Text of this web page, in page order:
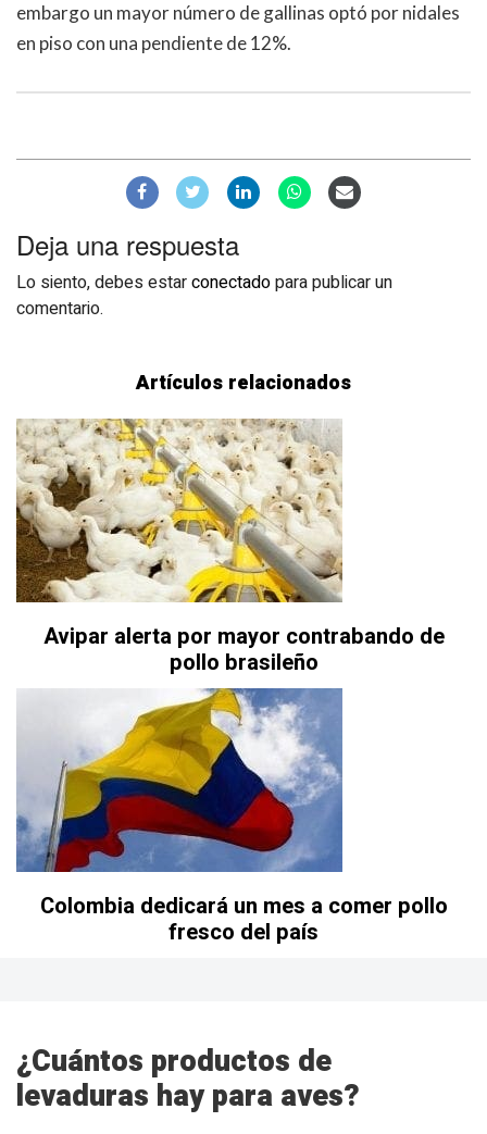
embargo un mayor número de gallinas optó por nidales
en piso con una pendiente de 12%.
Deja una respuesta
Lo siento, debes estarconectadopara publicar un
comentario.
Artículos relacionados
Avipar alerta por mayor contrabando de
pollo brasileño
Colombia dedicará un mes a comer pollo
fresco del país
¿Cuántos productos de
levaduras hay para aves?